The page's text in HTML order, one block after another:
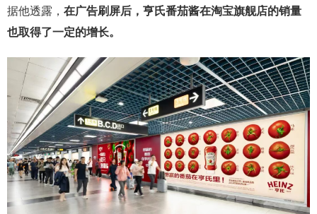
据他透露， 在广告刷屏后，亨氏番茄酱在淘宝旗舰店的销量
也取得了一定的增长。